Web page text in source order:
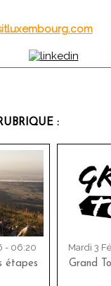
:
- 06:20
étapes
Mardi 3
Grand